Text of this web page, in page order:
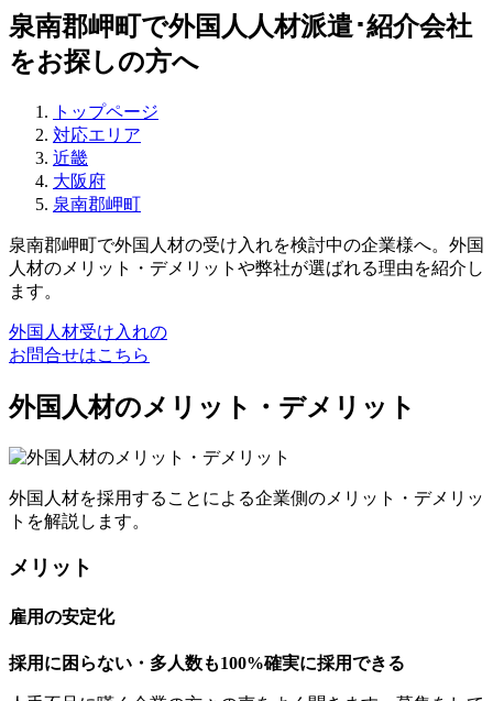
泉南郡岬町で外国人人材派遣･紹介会社
をお探しの方へ
トップページ
対応エリア
近畿
大阪府
泉南郡岬町
泉南郡岬町で外国人材の受け入れを検討中の企業様へ。外国
人材のメリット・デメリットや弊社が選ばれる理由を紹介し
ます。
外国人材受け入れの
お問合せはこちら
外国人材のメリット・デメリット
外国人材を採用することによる企業側のメリット・デメリッ
トを解説します。
メリット
雇用の安定化
採用に困らない・多人数も100%確実に採用できる